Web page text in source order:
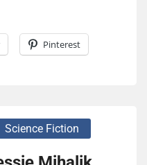
Pinterest
Science Fiction